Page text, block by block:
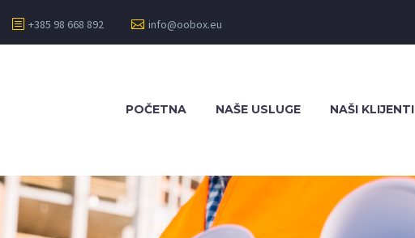
+385 98 668 892 info@oobox.eu
POČETNA NAŠE USLUGE NAŠI KLIJENTI